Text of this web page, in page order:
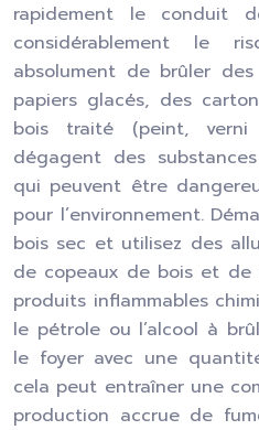
rapidement le conduit
considérablement le
absolument de brûler
papiers glacés, des
bois traité (peint,
dégagent des
qui peuvent être
pour l’environnement.
bois sec et utilisez des
de copeaux de bois et
produits inflammables
le pétrole ou l’alcool à
le foyer avec une
cela peut entraîner une
production accrue de